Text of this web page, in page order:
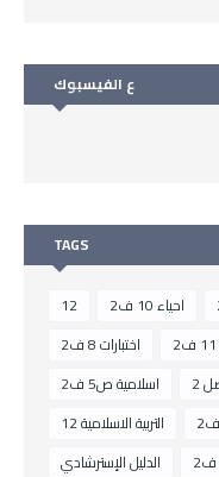
ع الفيسبوك
TAGS
12 احياء 10 ف2
اختبارات 8 ف2
اسلامية ص5 ف2
التربية الاسلامية 12
الدليل الإسترشادي